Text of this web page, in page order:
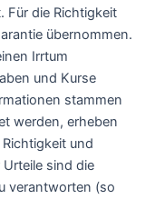
Für die Richtigkeit
übernommen.
Irrtum
und Kurse
stammen
werden, erheben
und
sind die
verantworten (so